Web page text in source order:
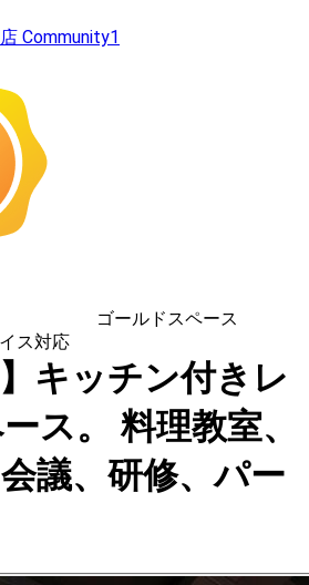
Community1
ゴールドスペース
ス対応
】キッチン付きレ
ス。 料理教室、
議、研修、パー